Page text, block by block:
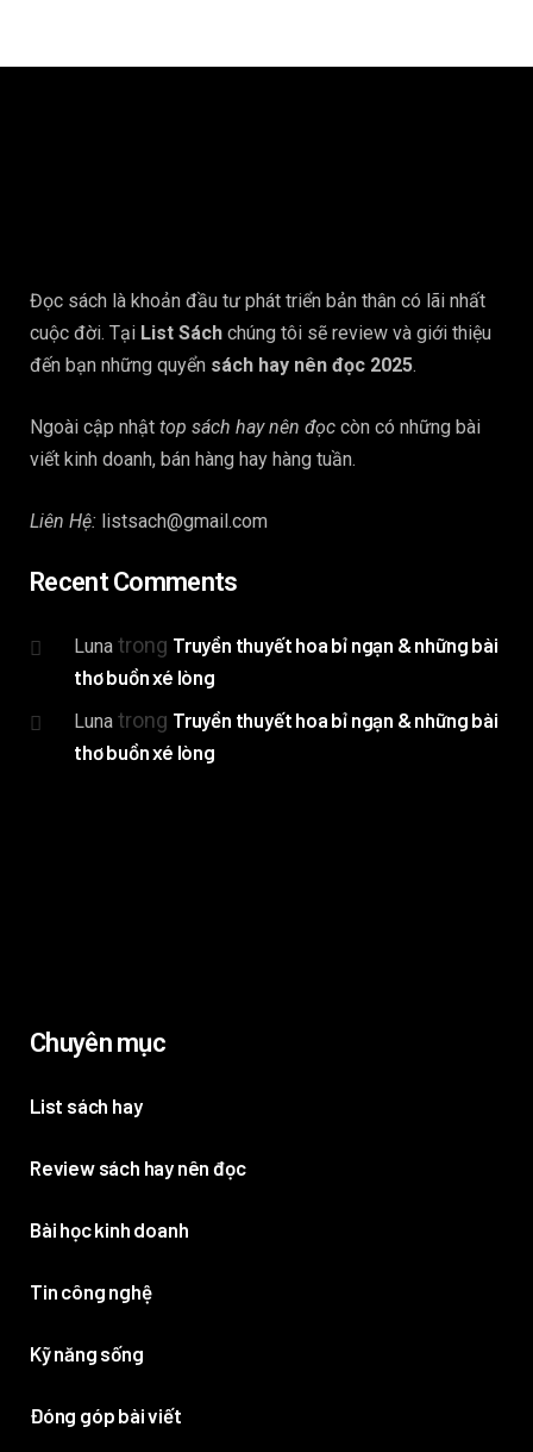
Đọc sách là khoản đầu tư phát triển bản thân có lãi nhất
cuộc đời. Tại List Sách chúng tôi sẽ review và giới thiệu
đến bạn những quyển sách hay nên đọc 2025.
Ngoài cập nhật top sách hay nên đọc còn có những bài
viết kinh doanh, bán hàng hay hàng tuần.
Liên Hệ: listsach@gmail.com
Recent Comments
Luna trong Truyền thuyết hoa bỉ ngạn & những bài
thơ buồn xé lòng
Luna trong Truyền thuyết hoa bỉ ngạn & những bài
thơ buồn xé lòng
Chuyên mục
List sách hay
Review sách hay nên đọc
Bài học kinh doanh
Tin công nghệ
Kỹ năng sống
Đóng góp bài viết